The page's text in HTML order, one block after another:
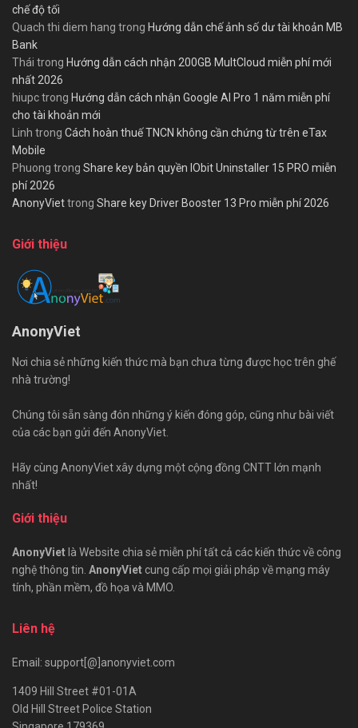
chế độ tối
Quach thi diem hang trong Hướng dẫn chế ảnh số dư tài khoản MB
Bank
Thái trong Hướng dẫn cách nhận 200GB MultCloud miễn phí mới
nhất 2026
hiupctrong Hướng dẫn cách nhận Google AI Pro 1 năm miễn phí
cho tài khoản mới
Linh trong Cách hoàn thuế TNCN không cần chứng từ trên eTax
Mobile
Phuong trong Share key bản quyền IObit Uninstaller 15 PRO miễn
phí 2026
AnonyViettrong Share key Driver Booster 13 Pro miễn phí 2026
Giới thiệu
AnonyViet
Nơi chia sẻ những kiến thức mà bạn chưa từng được học trên ghế
nhà trường!
Chúng tôi sẵn sàng đón những ý kiến đóng góp, cũng như bài viết
của các bạn gửi đến AnonyViet.
Hãy cùng AnonyViet xây dựng một cộng đồng CNTT lớn mạnh
nhất!
Giới thiệu
AnonyViet là Website chia sẻ miễn phí tất cả các kiến thức về công
nghệ thông tin. AnonyViet cung cấp mọi giải pháp về mạng máy
tính, phần mềm, đồ họa và MMO.
Liên hệ
Email: support[@]anonyviet.com
1409 Hill Street #01-01A
Old Hill Street Police Station